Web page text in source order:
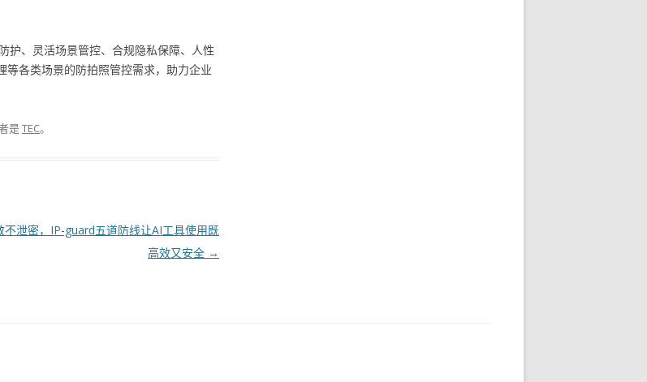
护、灵活场景管控、合规隐私保障、人性
各类场景的防拍照管控需求，助力企业
是TEC。
不泄密，IP-guard五道防线让AI工具使用既
高效又安全 →